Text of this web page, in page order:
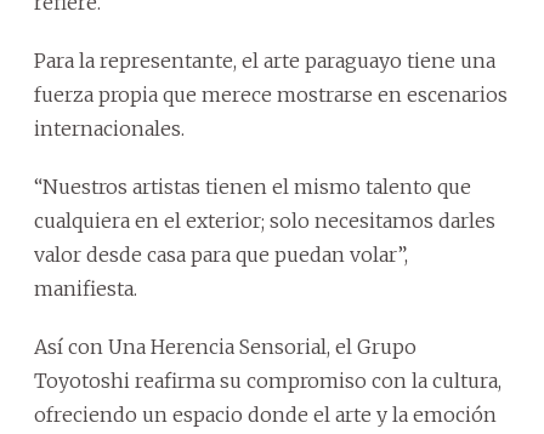
Para la representante, el arte paraguayo tiene una
fuerza propia que merece mostrarse en escenarios
internacionales.
“Nuestros artistas tienen el mismo talento que
cualquiera en el exterior; solo necesitamos darles
valor desde casa para que puedan volar”,
manifiesta.
Así con Una Herencia Sensorial, el Grupo
Toyotoshi reafirma su compromiso con la cultura,
ofreciendo un espacio donde el arte y la emoción